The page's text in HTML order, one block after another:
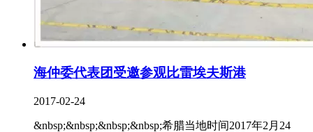
海仲委代表团受邀参观比雷埃夫斯港
2017-02-24
&nbsp;&nbsp;&nbsp;&nbsp;希腊当地时间2017年2月24